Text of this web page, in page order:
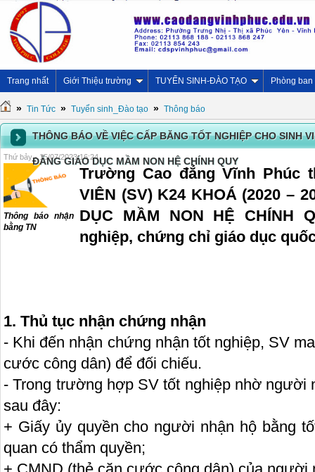
Trang nhất Giới Thiệu trường TUYỂN SINH-ĐÀO TẠO Phòng ban
» Tin Tức » Tuyển sinh_Đào tạo » Thông báo
THÔNG BÁO VỀ VIỆC CẤP BĂNG TỐT NGHIỆP CHO SINH
ĐẲNG GIÁO DỤC MẦM NON HỆ CHÍNH QUY
Thứ bảy - 15/07/2023 16:24
Thông báo nhận
bằng TN
Trường Cao đẳng Vĩnh Phúc
VIÊN (SV) K24 KHOÁ (2020 –
DỤC MẦM NON HỆ CHÍNH
nghiệp, chứng chỉ giáo dục
1. Thủ tục nhận chứng nhận
- Khi đến nhận chứng nhận tốt nghiệp, SV
cước công dân) để đối chiếu.
- Trong trường hợp SV tốt nghiệp nhờ người
sau đây:
+ Giấy ủy quyền cho người nhận hộ bằng
quan có thẩm quyền;